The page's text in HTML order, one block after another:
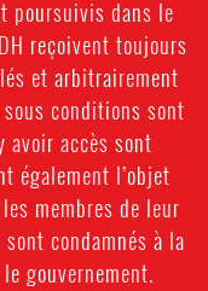
poursuivis dans le
reçoivent toujours
et arbitrairement
conditions sont
avoir accès sont
également l’objet
membres de leur
condamnés à la
gouvernement.